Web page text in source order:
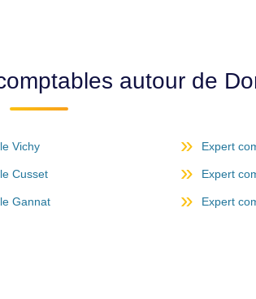
autour de
Vichy Expert
Cusset Expert
Gannat Expert